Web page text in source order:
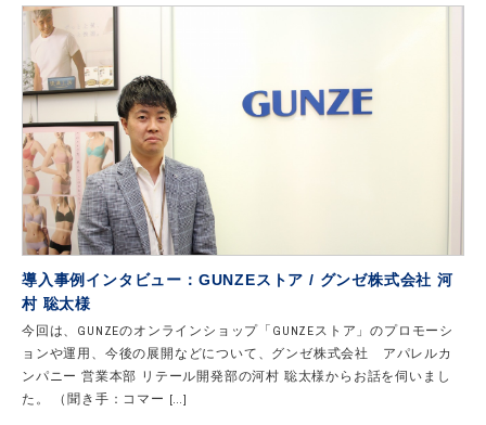
導入事例インタビュー：GUNZEストア / グンゼ株式会社 河
村 聡太様
今回は、GUNZEのオンラインショップ「GUNZEストア」のプロモーシ
ョンや運用、今後の展開などについて、グンゼ株式会社 アパレルカ
ンパニー 営業本部 リテール開発部の河村 聡太様からお話を伺いまし
た。 （聞き手：コマー […]